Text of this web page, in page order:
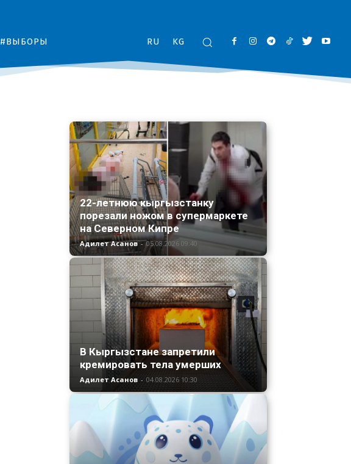
#ВЫБОРЫ RU KG
22-летнюю кыргызстанку
порезали ножом в супермаркете
на Северном Кипре
Адилет Асанов - 05.08.2026 09:40
В Кыргызстане запретили
кремировать тела умерших
Адилет Асанов - 04.08.2026 10:30